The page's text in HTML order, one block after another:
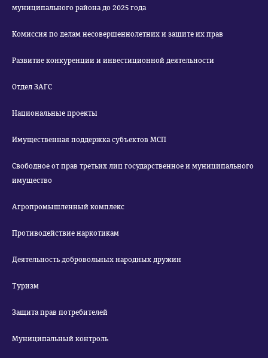
муниципального района до 2025 года
Комиссия по делам несовершеннолетних и защите их прав
Развитие конкуренции и инвестиционной деятельности
Отдел ЗАГС
Национальные проекты
Имущественная поддержка субъектов МСП
Свободное от прав третьих лиц государственное и муниципального
имущество
Агропромышленный комплекс
Противодействие наркотикам
Деятельность добровольных народных дружин
Туризм
Защита прав потребителей
Муниципальный контроль